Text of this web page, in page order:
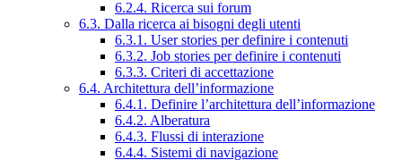
6.2.4. Ricerca sui forum
6.3. Dalla ricerca ai bisogni degli utenti
6.3.1. User stories per definire i contenuti
6.3.2. Job stories per definire i contenuti
6.3.3. Criteri di accettazione
6.4. Architettura dell’informazione
6.4.1. Definire l’architettura dell’informazione
6.4.2. Alberatura
6.4.3. Flussi di interazione
6.4.4. Sistemi di navigazione